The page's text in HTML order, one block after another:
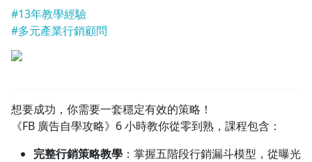
#13年教學經驗
#多元產業行銷顧問
想要成功，你需要一套穩定有效的策略！
《FB 廣告自學攻略》6 小時教你從零到熟，課程包含：
完整行銷策略教學 ：掌握五階段行銷漏斗模型，從曝光